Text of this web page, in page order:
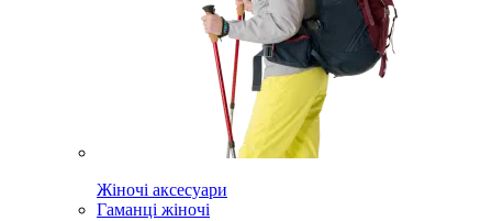
Жіночі аксесуари
Гаманці жіночі